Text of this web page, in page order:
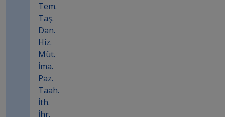
Tem.
Taş.
Dan.
Hiz.
Müt.
İma.
Paz.
Taah.
İth.
İhr.